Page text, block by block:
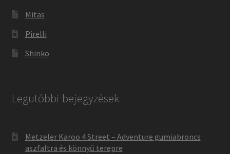
Mitas
Pirelli
Shinko
Legutóbbi bejegyzések
Metzeler Karoo 4 Street – Adventure gumiabroncs
aszfaltra és könnyű terepre